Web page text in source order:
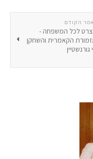
הקודם
לכל המשפחה -
הקאמרית והשחקן
גורנשטיין